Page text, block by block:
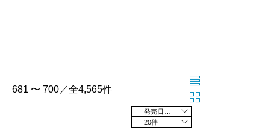
681 〜 700／全4,565件
20件